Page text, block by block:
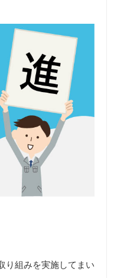
り組みを実施してまい